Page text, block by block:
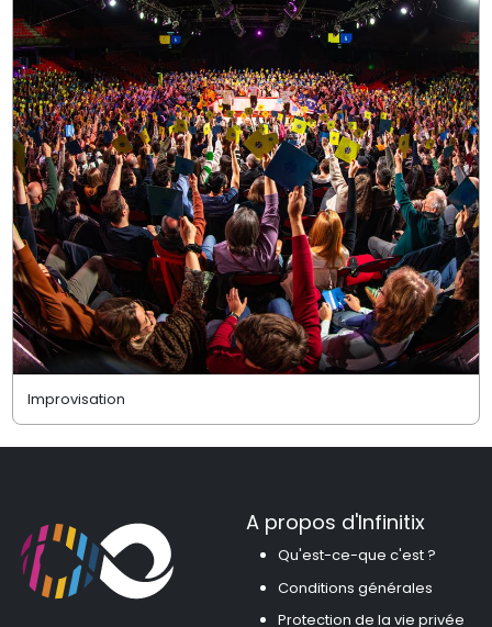
Improvisation
A propos d'Infinitix
Qu'est-ce-que c'est ?
Conditions générales
Protection de la vie privée